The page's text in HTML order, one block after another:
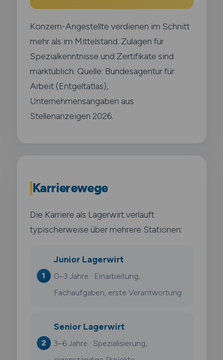
Konzern-Angestellte verdienen im Schnitt
mehr als im Mittelstand. Zulagen für
Spezialkenntnisse und Zertifikate sind
marktüblich. Quelle: Bundesagentur für
Arbeit (Entgeltatlas),
Unternehmensangaben aus
Stellenanzeigen 2026.
Karrierewege
Die Karriere als Lagerwirt verläuft
typischerweise über mehrere Stationen:
Junior Lagerwirt
0–3 Jahre · Einarbeitung,
Fachaufgaben, erste Verantwortung
Senior Lagerwirt
3–6 Jahre · Spezialisierung,